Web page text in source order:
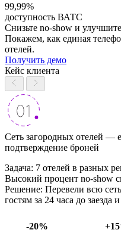
99,99%
доступность ВАТС
Снизьте no-show и
Покажем, как единая
отелей.
Получить демо
Кейс клиента
Сеть загородных отелей —
подтверждение броней
Задача: 7 отелей в разных
Высокий процент no-show
Решение: Перевели всю
гостям за 24 часа до
-20%